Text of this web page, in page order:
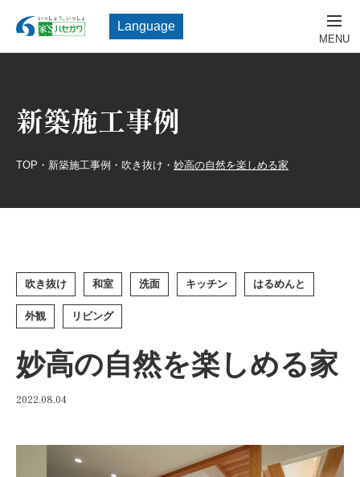
Language
新築施工事例
TOP ・ 新築施工事例 ・ 吹き抜け ・ 妙高の自然を楽しめる家
吹き抜け 和室 洗面 キッチン はるめんと
外観 リビング
妙高の自然を楽しめる家
2022.08.04